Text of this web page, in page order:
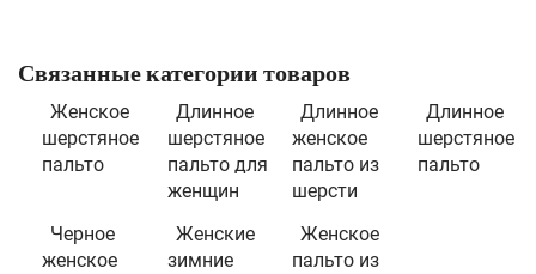
Связанные категории товаров
Женское
шерстяное
пальто
Длинное
шерстяное
пальто для
женщин
Длинное
женское
пальто из
шерсти
Длинное
шерстяное
пальто
Черное
женское
Женские
зимние
Женское
пальто из